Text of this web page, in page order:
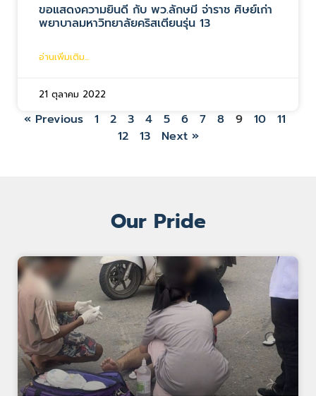
ขอแสดงความยินดี กับ พว.ลักษมี จ่าราช ศิษย์เก่า
พยาบาลมหาวิทยาลัยคริสเตียนรุ่น 13
อ่านเพิ่มเติม...
21 ตุลาคม 2022
« Previous 1 2 3 4 5 6 7 8 9 10
11
12
13 Next »
Our Pride